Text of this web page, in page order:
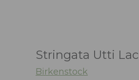
Stringata Utti
Birkenstock